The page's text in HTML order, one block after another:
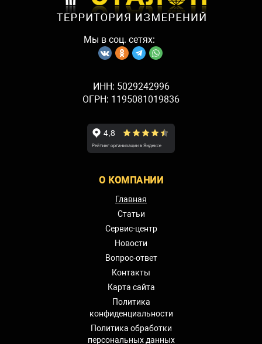
Мы в соц. сетях:
ИНН: 5029242996
ОГРН: 1195081019836
О КОМПАНИИ
Главная
Статьи
Сервис-центр
Новости
Вопрос-ответ
Контакты
Карта сайта
Политика
конфиденциальности
Политика обработки
персональных данных